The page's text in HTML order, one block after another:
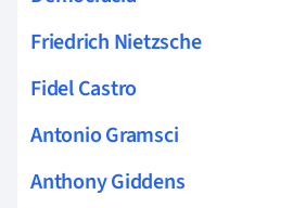
Friedrich Nietzsche
Fidel Castro
Antonio Gramsci
Anthony Giddens